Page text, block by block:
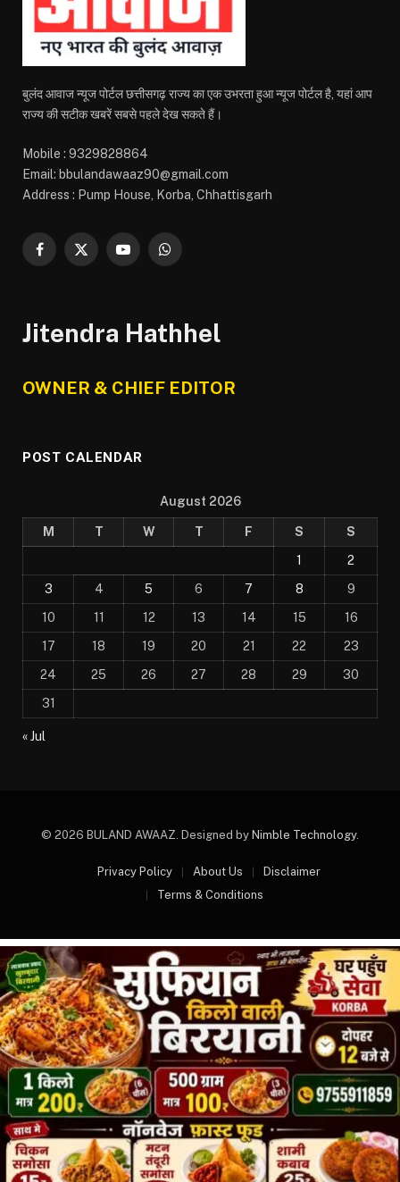
बुलंद आवाज न्यूज पोर्टल छत्तीसगढ़ राज्य का एक उभरता हुआ न्यूज पोर्टल है, यहां आप
राज्य की सटीक खबरें सबसे पहले देख सकते हैं।
Mobile : 9329828864
Email: bbulandawaaz90@gmail.com
Address : Pump House, Korba, Chhattisgarh
Facebook
X
YouTubeWhatsApp
Jitendra Hathhel
OWNER & CHIEF EDITOR
POST CALENDAR
August 2026
M T W T F S
S
1
2
3
4 5 6 7 8
9
10
11 12 13 14 15
16
17
18 19 20 21 22
23
24
25 26 27 28 29
30
31
« Jul
© 2026 BULAND AWAAZ. Designed by Nimble Technology.
Privacy Policy About Us
Disclaimer
Terms & Conditions